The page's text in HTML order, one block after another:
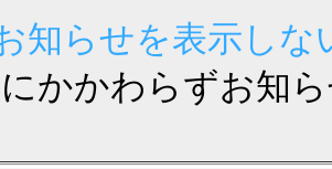
知らせを表示しな
かかわらずお知